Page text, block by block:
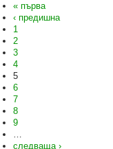
« първа
‹ предишна
1
2
3
4
5
6
7
8
9
…
следваща ›